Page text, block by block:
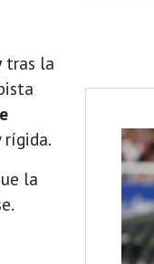
tras la
rígida.
la